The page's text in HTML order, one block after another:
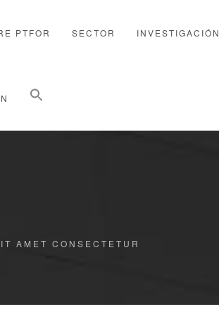
PTFOR SECTOR INVESTIGACIÓN
AMET CONSECTETUR